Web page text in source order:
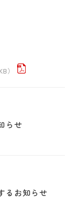
）
らせ
るお知らせ